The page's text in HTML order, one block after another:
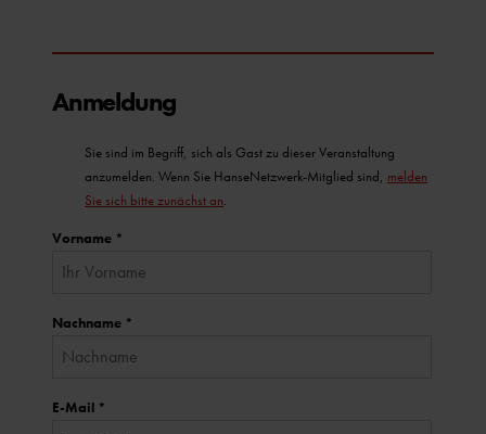
Anmeldung
Sie sind im Begriff, sich als Gast zu dieser Veranstaltung
anzumelden. Wenn Sie HanseNetzwerk-Mitglied sind, melden
Sie sich bitte zunächst an.
Vorname *
Nachname *
E-Mail *